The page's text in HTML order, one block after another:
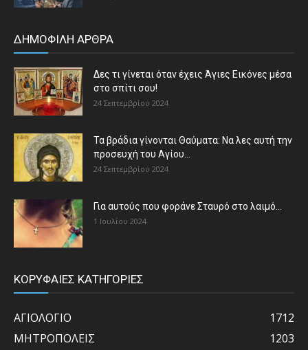
ΔΗΜΟΦΙΛΗ ΑΡΘΡΑ
Δες τι γίνεται όταν έχεις Άγιες Εικόνες μέσα
στο σπίτι σου!
24 Σεπτεμβρίου 2024
Τα βράδια γίνονται Θαύματα: Να λες αυτή την
προσευχή του Αγίου...
24 Σεπτεμβρίου 2024
Για αυτούς που φοράνε Σταυρό στο λαιμό…
1 Ιουλίου 2024
ΚΟΡΥΦΑΙΕΣ ΚΑΤΗΓΟΡΙΕΣ
ΑΓΙΟΛΟΓΙΟ
1712
ΜΗΤΡΟΠΟΛΕΙΣ
1203